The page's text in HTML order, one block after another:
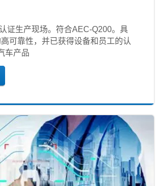
证生产现场。符合AEC-Q200。具
可靠性，并已获得设备和员工的认
车产品